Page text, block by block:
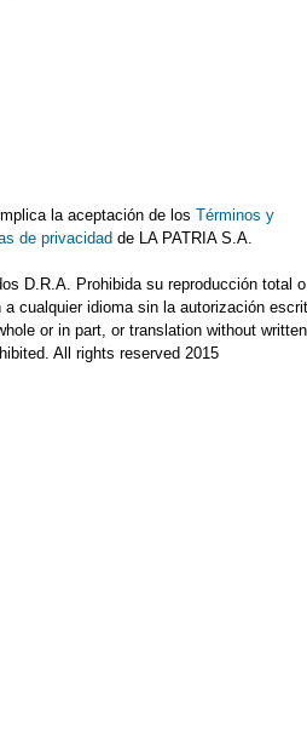
la aceptación de los Términos y
de privacidad de LA PATRIA S.A.
D.R.A. Prohibida su reproducción total o
cualquier idioma sin la autorización
or in part, or translation without written
All rights reserved 2015